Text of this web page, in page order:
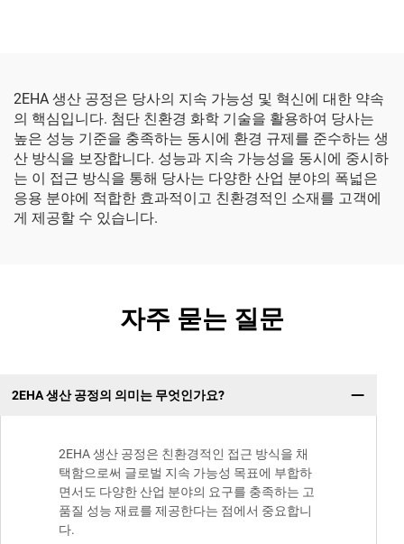
2EHA 생산 공정은 당사의 지속 가능성 및 혁신에 대한 약속
의 핵심입니다. 첨단 친환경 화학 기술을 활용하여 당사는
높은 성능 기준을 충족하는 동시에 환경 규제를 준수하는 생
산 방식을 보장합니다. 성능과 지속 가능성을 동시에 중시하
는 이 접근 방식을 통해 당사는 다양한 산업 분야의 폭넓은
응용 분야에 적합한 효과적이고 친환경적인 소재를 고객에
게 제공할 수 있습니다.
자주 묻는 질문
2EHA 생산 공정의 의미는 무엇인가요?
2EHA 생산 공정은 친환경적인 접근 방식을 채
택함으로써 글로벌 지속 가능성 목표에 부합하
면서도 다양한 산업 분야의 요구를 충족하는 고
품질 성능 재료를 제공한다는 점에서 중요합니
다.